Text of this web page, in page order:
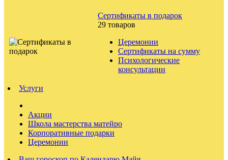
Сертификаты в подарок
29 товаров
Церемонии
Сертификаты на сумму
Психологические
консультации
Услуги
Акции
Школа мастерства матейро
Корпоративные подарки
Церемонии